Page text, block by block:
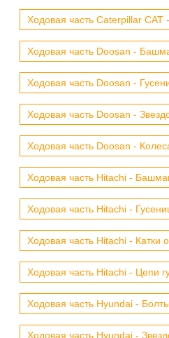
Ходовая часть Caterpillar
Ходовая часть Doosan -
Ходовая часть Doosan -
Ходовая часть Doosan -
Ходовая часть Doosan -
Ходовая часть Hitachi -
Ходовая часть Hitachi -
Ходовая часть Hitachi - Катки
Ходовая часть Hitachi - Цепи
Ходовая часть Hyundai -
Ходовая часть Hyundai -